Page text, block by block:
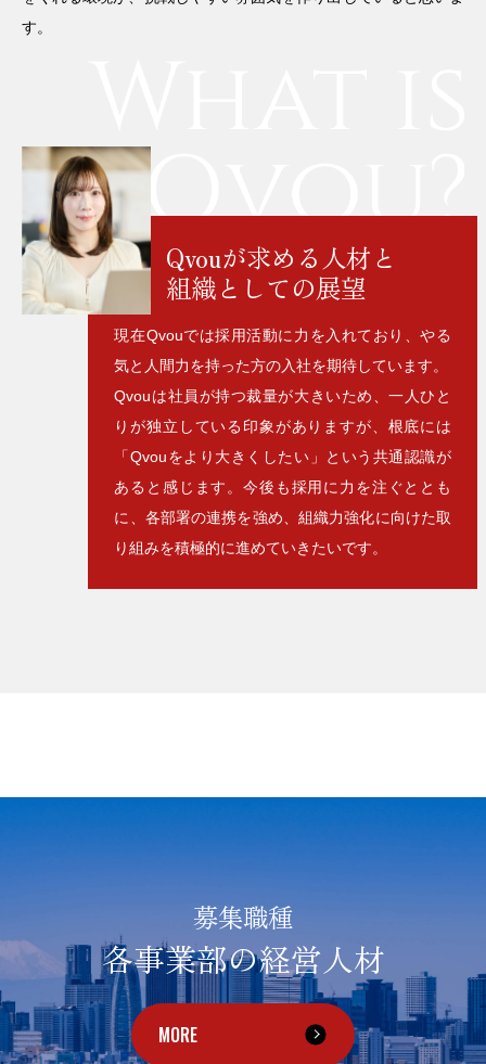
す。
Qvouが求める人材と
組織としての展望
現在Qvouでは採用活動に力を入れており、やる
気と人間力を持った方の入社を期待しています。
Qvouは社員が持つ裁量が大きいため、一人ひと
りが独立している印象がありますが、根底には
「Qvouをより大きくしたい」という共通認識が
あると感じます。今後も採用に力を注ぐととも
に、各部署の連携を強め、組織力強化に向けた取
り組みを積極的に進めていきたいです。
募集職種
各事業部の経営人材
MORE